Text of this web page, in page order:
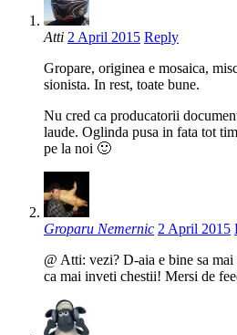
Atti 2 April 2015 Reply
Gropare, originea e mosaica,
sionista. In rest, toate bune.
Nu cred ca producatorii
laude. Oglinda pusa in fata tot
pe la noi 🙂
Groparu Nemernic 2 April 2015
@ Atti: vezi? D-aia e bine sa mai
ca mai inveti chestii! Mersi de